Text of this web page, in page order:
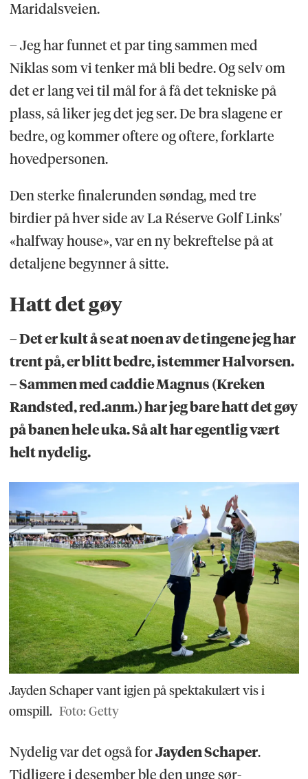
Maridalsveien.
– Jeg har funnet et par ting sammen med
Niklas som vi tenker må bli bedre. Og selv om
det er lang vei til mål for å få det tekniske på
plass, så liker jeg det jeg ser. De bra slagene er
bedre, og kommer oftere og oftere, forklarte
hovedpersonen.
Den sterke finalerunden søndag, med tre
birdier på hver side av La Réserve Golf Links'
«halfway house», var en ny bekreftelse på at
detaljene begynner å sitte.
Hatt det gøy
– Det er kult å se at noen av de tingene jeg har
trent på, er blitt bedre, istemmer Halvorsen.
– Sammen med caddie Magnus (Kreken
Randsted, red.anm.) har jeg bare hatt det gøy
på banen hele uka. Så alt har egentlig vært
helt nydelig.
Jayden Schaper vant igjen på spektakulært vis i
omspill. Foto: Getty
Nydelig var det også forJayden Schaper.
Tidligere i desember ble den unge sør-